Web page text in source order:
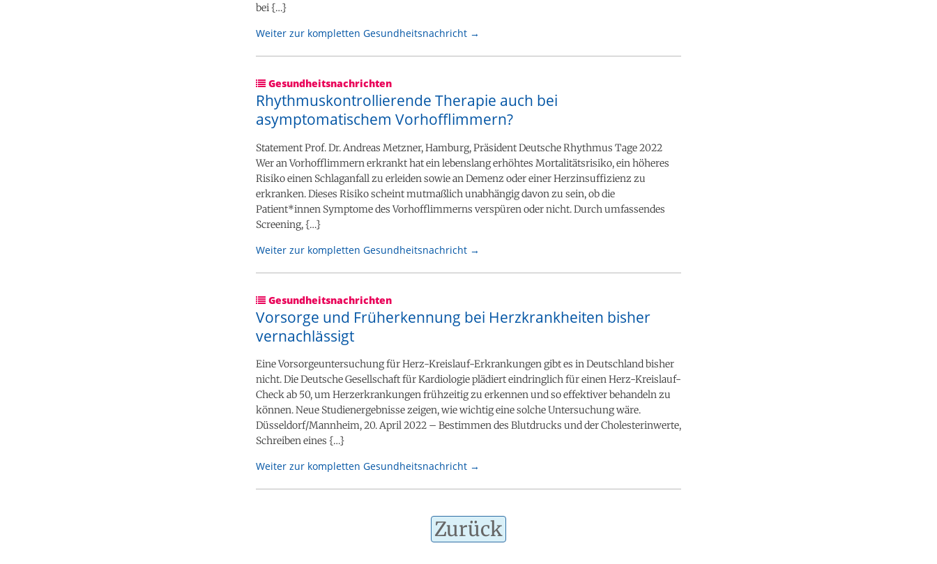
bei {…}
Weiter zur kompletten Gesundheitsnachricht →
Gesundheitsnachrichten
Rhythmuskontrollierende Therapie auch bei
asymptomatischem Vorhofflimmern?
Statement Prof. Dr. Andreas Metzner, Hamburg, Präsident Deutsche Rhythmus Tage 2022
Wer an Vorhofflimmern erkrankt hat ein lebenslang erhöhtes Mortalitätsrisiko, ein höheres
Risiko einen Schlaganfall zu erleiden sowie an Demenz oder einer Herzinsuffizienz zu
erkranken. Dieses Risiko scheint mutmaßlich unabhängig davon zu sein, ob die
Patient*innen Symptome des Vorhofflimmerns verspüren oder nicht. Durch umfassendes
Screening, {…}
Weiter zur kompletten Gesundheitsnachricht →
Gesundheitsnachrichten
Vorsorge und Früherkennung bei Herzkrankheiten bisher
vernachlässigt
Eine Vorsorgeuntersuchung für Herz-Kreislauf-Erkrankungen gibt es in Deutschland bisher
nicht. Die Deutsche Gesellschaft für Kardiologie plädiert eindringlich für einen Herz-Kreislauf-
Check ab 50, um Herzerkrankungen frühzeitig zu erkennen und so effektiver behandeln zu
können. Neue Studienergebnisse zeigen, wie wichtig eine solche Untersuchung wäre.
Düsseldorf/Mannheim, 20. April 2022 – Bestimmen des Blutdrucks und der Cholesterinwerte,
Schreiben eines {…}
Weiter zur kompletten Gesundheitsnachricht →
Zurück